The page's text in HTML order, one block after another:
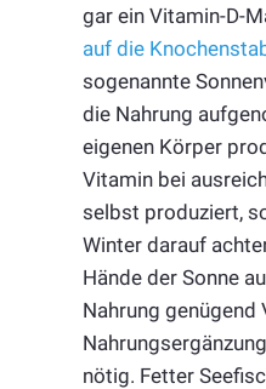
gar ein Vitamin-D-
auf die
sogenannte
die Nahrung
eigenen Körper
Vitamin bei
selbst produziert,
Winter darauf
Hände der Sonne
Nahrung genügend
nötig. Fetter